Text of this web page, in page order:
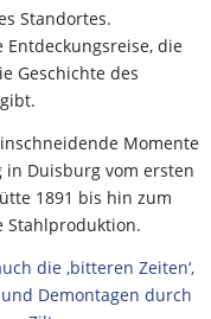
Standortes.
die
Geschichte des
Momente
Duisburg vom ersten
1891 bis hin zum
Stahlproduktion.
die ‚bitteren Zeiten‘,
Demontagen durch